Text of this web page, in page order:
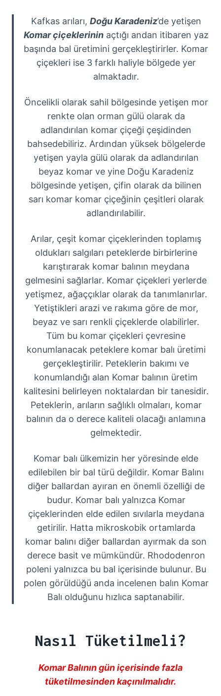
Kafkas arıları, Doğu Karadeniz’de yetişen
Komar çiçeklerininaçtığı andan itibaren yaz
başında bal üretimini gerçekleştirirler. Komar
çiçekleri ise 3 farklı haliyle bölgede yer
almaktadır.
Öncelikli olarak sahil bölgesinde yetişen mor
renkte olan orman gülü olarak da
adlandırılan komar çiçeği çeşidinden
bahsedebiliriz. Ardından yüksek bölgelerde
yetişen yayla gülü olarak da adlandırılan
beyaz komar ve yine Doğu Karadeniz
bölgesinde yetişen, çifin olarak da bilinen
sarı komar komar çiçeğinin çeşitleri olarak
adlandırılabilir.
Arılar, çeşit komar çiçeklerinden toplamış
oldukları salgıları peteklerde birbirlerine
karıştırarak komar balının meydana
gelmesini sağlarlar. Komar çiçekleri yerlerde
yetişmez, ağaççıklar olarak da tanımlanırlar.
Yetiştikleri arazi ve rakıma göre de mor,
beyaz ve sarı renkli çiçeklerde olabilirler.
Tüm bu komar çiçekleri çevresine
konumlanacak peteklere komar balı üretimi
gerçekleştirilir. Peteklerin bakımı ve
konumlandığı alan Komar balının üretim
kalitesini belirleyen noktalardan bir tanesidir.
Peteklerin, arıların sağlıklı olmaları, komar
balının da o derece kaliteli olacağı anlamına
gelmektedir.
Komar balı ülkemizin her yöresinde elde
edilebilen bir bal türü değildir. Komar Balını
diğer ballardan ayıran en önemli özelliği de
budur. Komar balı yalnızca Komar
çiçeklerinden elde edilen sıvılarla meydana
getirilir. Hatta mikroskobik ortamlarda
komar balını diğer ballardan ayırmak da son
derece basit ve mümkündür. Rhododenron
poleni yalnızca bu bal içerisinde bulunur. Bu
polen görüldüğü anda incelenen balın Komar
Balı olduğunu hızlıca saptanabilir.
Nasıl Tüketilmeli?
Komar Balının gün içerisinde fazla
tüketilmesinden kaçınılmalıdır.